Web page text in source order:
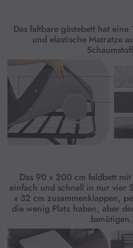
Einfache und schnelle Montage
SIKAIC gästebett klappbar für Erwachsene
Zubehörteile im Paket und werden mit
Ausgezeichneter Service
Wenn Sie ein Problem mit unserem
sich gerne an unseren Kundenservice.
bietet die zufriedenstellendste Lösung für Sie.
Das faltbare gästebett hat
und elastische Matratze
Das 90 x 200 cm feldbett mit
einfach und schnell in nur vier
x 32 cm zusammenklappen,
die wenig Platz haben, aber
benötigen.